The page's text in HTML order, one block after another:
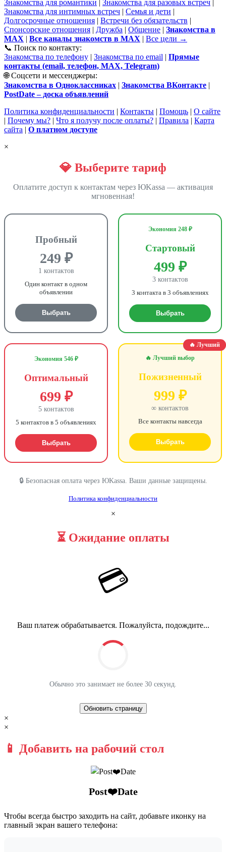
Знакомства для романтики Знакомства для разовых встреч
Знакомства для интимных встреч | Семья и дети |
Долгосрочные отношения | Встречи без обязательств |
Спонсорские отношения | Дружба | Общение | Знакомства в
MAX | Все каналы знакомств в MAX | Все цели →
📞 Поиск по контакту:
Знакомства по телефону | Знакомства по email | Прямые
контакты (email, телефон, MAX, Telegram)
🌐 Соцсети и мессенджеры:
Знакомства в Одноклассниках | Знакомства ВКонтакте |
PostDate – доска объявлений
Политика конфиденциальности | Контакты | Помощь | О сайте
| Почему мы? | Что я получу после оплаты? | Правила | Карта
сайта | О платном доступе
×
💎 Выберите тариф
Оплатите доступ к контактам через ЮKassa — активация
мгновенная!
Пробный
249 ₽
1 контактов
Один контакт в одном
объявлении
Выбрать
Экономия 248 ₽
Стартовый
499 ₽
3 контактов
3 контакта в 3 объявлениях
Выбрать
Экономия 546 ₽
Оптимальный
699 ₽
5 контактов
5 контактов в 5 объявлениях
Выбрать
🔥 Лучший
🔥 Лучший выбор
Пожизненный
999 ₽
∞ контактов
Все контакты навсегда
Выбрать
🔒 Безопасная оплата через ЮKassa. Ваши данные защищены.
Политика конфиденциальности
×
⏳ Ожидание оплаты
💳
Ваш платеж обрабатывается. Пожалуйста, подождите...
Обычно это занимает не более 30 секунд.
Обновить страницу
×
×
📱 Добавить на рабочий стол
Post❤️Date
Чтобы всегда быстро заходить на сайт, добавьте иконку на
главный экран вашего телефона: